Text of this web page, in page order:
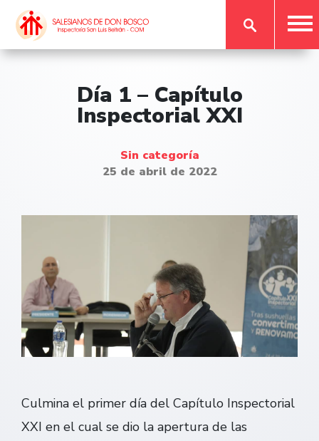
Día 1 – Capítulo
Inspectorial XXI
Sin categoría
25 de abril de 2022
Culmina el primer día del Capítulo Inspectorial
XXI en el cual se dio la apertura de las